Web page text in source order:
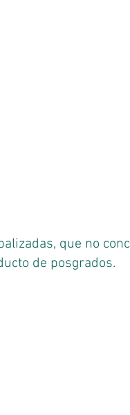
que no
de posgrados.